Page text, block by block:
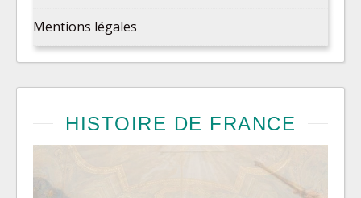
Mentions légales
HISTOIRE DE FRANCE